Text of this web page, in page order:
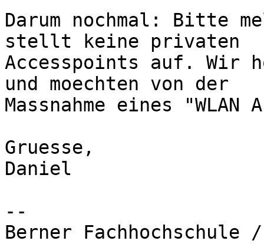
Darum nochmal: Bitte
stellt keine privaten
Accesspoints auf. Wir
und moechten von der
Massnahme eines
Gruesse,
Daniel
--
Berner